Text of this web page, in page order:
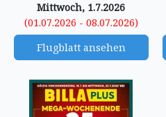
Mittwoch, 1.7.2026
(01.07.2026 - 08.07.2026)
Flugblatt ansehen